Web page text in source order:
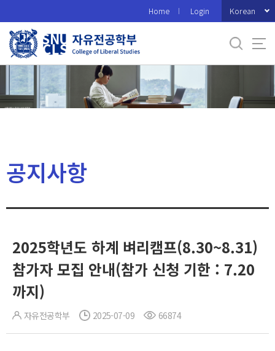
로
메
Home Login Korean
공지사항
2025학년도 하계 벼리캠프(8.30~8.31)
참가자 모집 안내(참가 신청 기한 : 7.20
까지)
자유전공학부 2025-07-09 66874